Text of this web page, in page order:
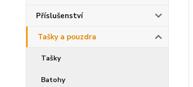
Příslušenství
Tašky a pouzdra
Tašky
Batohy